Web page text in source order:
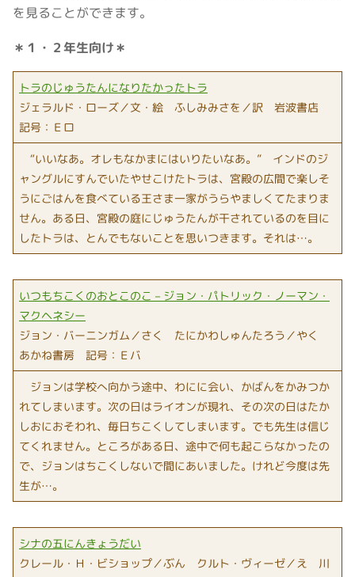
を見ることができます。
＊１・２年生向け＊
トラのじゅうたんになりたかったトラ
ジェラルド・ローズ／文・絵 ふしみみさを／訳 岩波書店
記号：Ｅロ
“いいなあ。オレもなかまにはいりたいなあ。” インドのジ
ャングルにすんでいたやせこけたトラは、宮殿の広間で楽しそ
うにごはんを食べている王さま一家がうらやましくてたまりま
せん。ある日、宮殿の庭にじゅうたんが干されているのを目に
したトラは、とんでもないことを思いつきます。それは…。
いつもちこくのおとこのこ－ジョン・パトリック・ノーマン・
マクヘネシー
ジョン・バーニンガム／さく たにかわしゅんたろう／やく
あかね書房 記号：Ｅバ
ジョンは学校へ向かう途中、わにに会い、かばんをかみつか
れてしまいます。次の日はライオンが現れ、その次の日はたか
しおにおそわれ、毎日ちこくしてしまいます。でも先生は信じ
てくれません。ところがある日、途中で何も起こらなかったの
で、ジョンはちこくしないで間にあいました。けれど今度は先
生が…。
シナの五にんきょうだい
クレール・Ｈ・ビショップ／ぶん クルト・ヴィーゼ／え 川